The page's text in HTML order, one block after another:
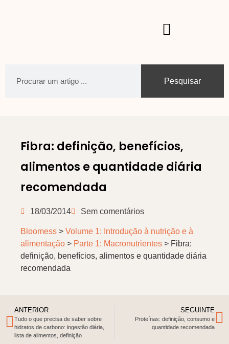
Pesquisar
Fibra: definição, benefícios,
alimentos e quantidade diária
recomendada
18/03/2014 Sem comentários
Bloomess > Volume 1: Introdução à nutrição e à
alimentação > Parte 1: Macronutrientes > Fibra:
definição, benefícios, alimentos e quantidade diária
recomendada
ANTERIOR
Tudo o que precisa de saber sobre
hidratos de carbono: ingestão diária,
lista de alimentos, definição
SEGUINTE
Proteínas: definição, consumo e
quantidade recomendada